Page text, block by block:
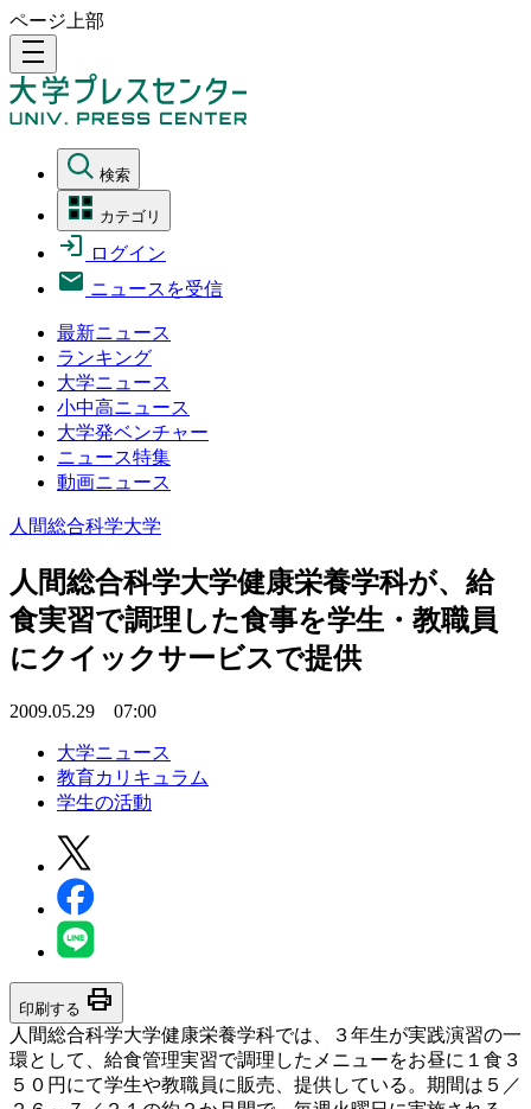
ページ上部
density_medium
検索
カテゴリ
ログイン
ニュースを受信
最新ニュース
ランキング
大学ニュース
小中高ニュース
大学発ベンチャー
ニュース特集
動画ニュース
人間総合科学大学
人間総合科学大学健康栄養学科が、給
食実習で調理した食事を学生・教職員
にクイックサービスで提供
2009.05.29 07:00
大学ニュース
教育カリキュラム
学生の活動
印刷する print
人間総合科学大学健康栄養学科では、３年生が実践演習の一
環として、給食管理実習で調理したメニューをお昼に１食３
５０円にて学生や教職員に販売、提供している。期間は５／